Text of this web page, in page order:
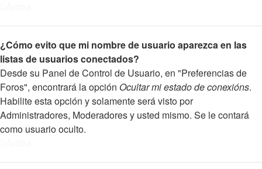
¿Cómo evito que mi nombre de usuario aparezca en las
listas de usuarios conectados?
Desde su Panel de Control de Usuario, en "Preferencias de
Foros", encontrará la opción Ocultar mi estado de conexións.
Habilite esta opción y solamente será visto por
Administradores, Moderadores y usted mismo. Se le contará
como usuario oculto.